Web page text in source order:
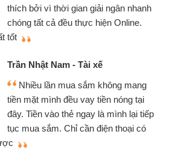
thích bởi vì thời gian giải ngân nhanh
chóng tất cả đều thực hiện Online.
tốt
Trần Nhật Nam - Tài xế
Nhiều lần mua sắm không mang
tiền mặt mình đều vay tiền nóng tại
đây. Tiền vào thẻ ngay là mình lại tiếp
tục mua sắm. Chỉ cần điện thoại có